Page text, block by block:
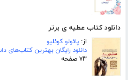
دانلود کتاب عطیه ی برتر
از: پائولو کوئلیو
دانلود رایگان بهترین کتاب‌های
۷۳ صفحه